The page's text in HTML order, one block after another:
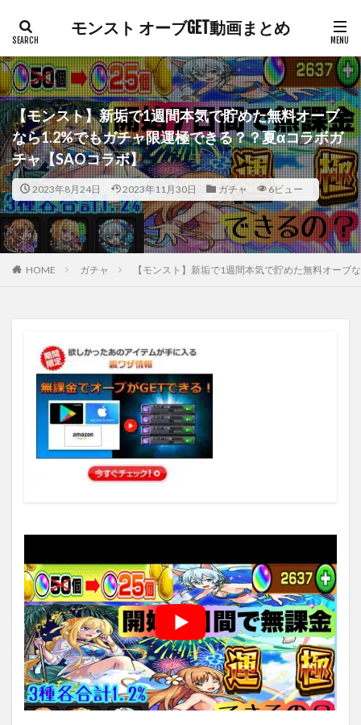
モンスト オーブGET動画まとめ
【モンスト】新垢で1週間本気で貯めた無料オーブ
なら1.2%でもガチャ限運極できる？？夏αコラボガ
チャ【SAOコラボ】
2023年8月24日 2023年11月30日 ガチャ 6ビュー
HOME ガチャ 【モンスト】新垢で1週間本気で貯めた無料オー